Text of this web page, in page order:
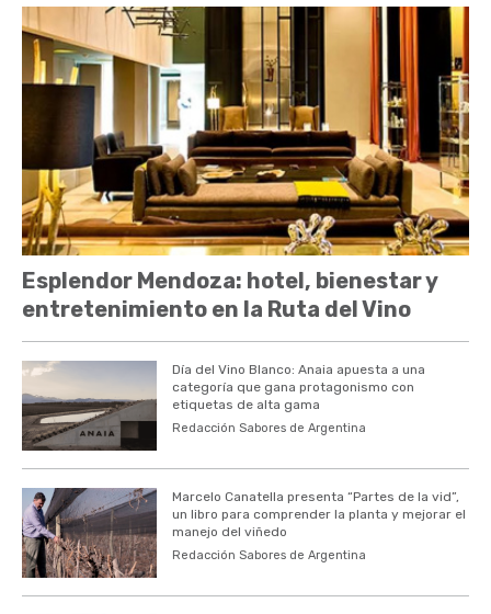
Esplendor Mendoza: hotel, bienestar y
entretenimiento en la Ruta del Vino
Día del Vino Blanco: Anaia apuesta a una
categoría que gana protagonismo con
etiquetas de alta gama
Redacción Sabores de Argentina
Marcelo Canatella presenta “Partes de la vid”,
un libro para comprender la planta y mejorar el
manejo del viñedo
Redacción Sabores de Argentina